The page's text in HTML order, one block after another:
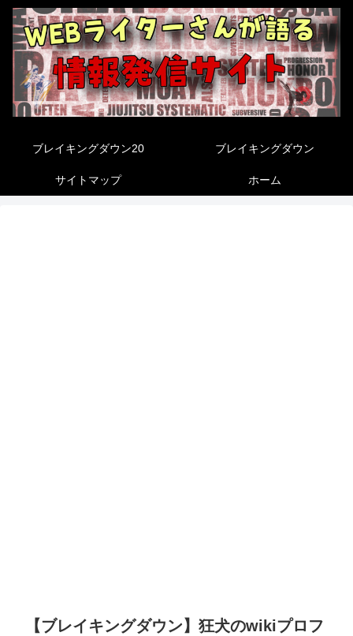
ブレイキングダウン20 ブレイキングダウン
サイトマップ ホーム
【ブレイキングダウン】狂犬のwikiプロフ